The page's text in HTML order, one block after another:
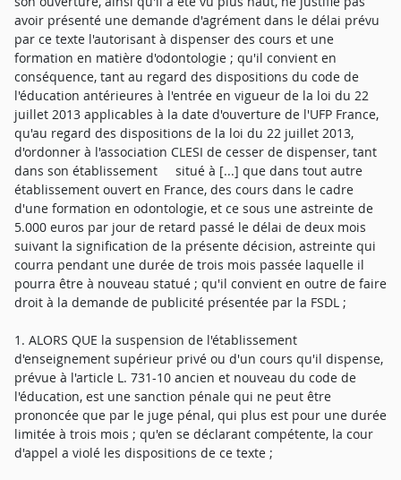
1. ALORS QUE la suspension de l'établissement
d'enseignement supérieur privé ou d'un cours qu'il dispense,
prévue à l'article L. 731-10 ancien et nouveau du code de
l'éducation, est une sanction pénale qui ne peut être
prononcée que par le juge pénal, qui plus est pour une durée
limitée à trois mois ; qu'en se déclarant compétente, la cour
d'appel a violé les dispositions de ce texte ;